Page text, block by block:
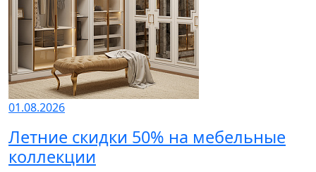
01.08.2026
Летние скидки 50% на мебельные
коллекции